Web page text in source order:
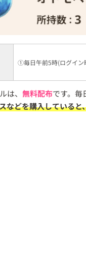
①毎日午前5時(ログイン
は、 無料配布です。毎
などを購入していると